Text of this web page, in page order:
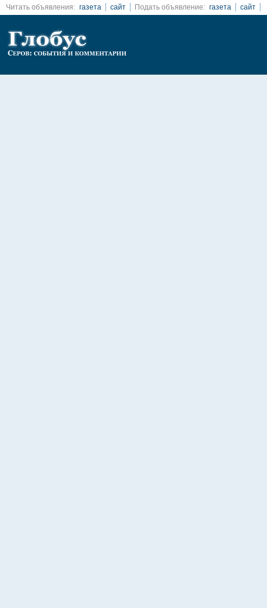
Читать объявления: газета сайт Подать объявление: газета сайт